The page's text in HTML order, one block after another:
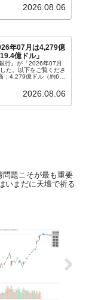
た李在明（イ・ジェミ
2026.08.06
年07月は4,279億
億ドル」
行』が「2026年07月
た。以下をご覧くださ
4,279億ドル（約67
2026.08.06
問題こそが最も重要
いまだに天壇で祈る